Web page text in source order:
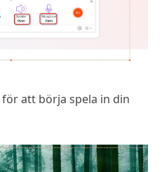
för att börja spela in din